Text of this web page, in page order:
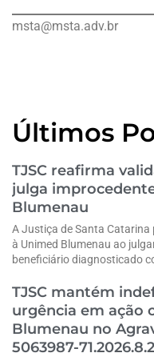
msta@msta.adv.br
Últimos
TJSC reafirma
julga
Blumenau
A Justiça de Santa
à Unimed Blumenau ao
beneficiário diagnosticado
TJSC mantém
urgência em ação
Blumenau no
5063987-